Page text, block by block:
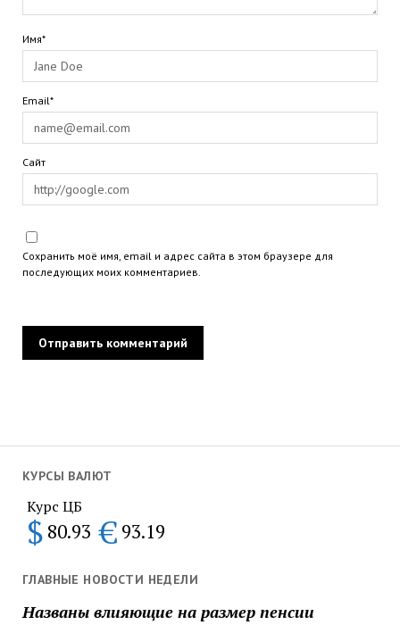
КУРСЫ ВАЛЮТ
Курс ЦБ
$ 80.93 € 93.19
ГЛАВНЫЕ НОВОСТИ НЕДЕЛИ
Названы влияющие на размер пенсии
Имя*
Email*
Сайт
Сохранить моё имя, email и адрес сайта в этом браузере для
последующих моих комментариев.